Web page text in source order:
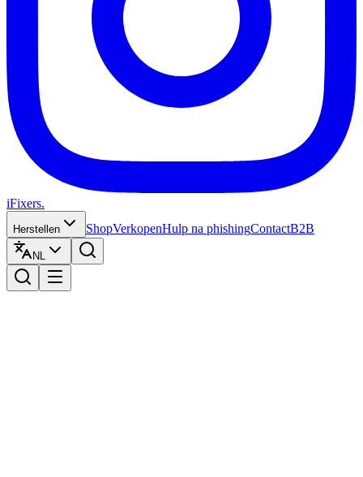
iFixers.
Herstellen ShopVerkopenHulp na phishingContactB2B
NL